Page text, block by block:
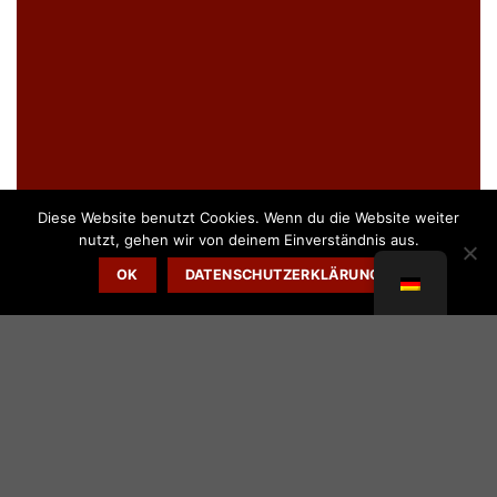
Diese Website benutzt Cookies. Wenn du die Website weiter
nutzt, gehen wir von deinem Einverständnis aus.
OK DATENSCHUTZERKLÄRUNG